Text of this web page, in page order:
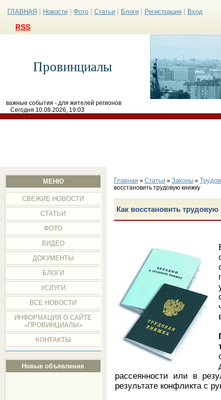
ГЛАВНАЯ Новости Фото Статьи Блоги Регистрация Вход
RSS
Провинциалы
важные события - для жителей регионов
Сегодня 10.08.2026, 19:03
МЕНЮ
СВЕЖИЕ НОВОСТИ
СТАТЬИ
ФОТО
ВИДЕО
ДОКУМЕНТЫ
БЛОГИ
УСЛУГИ
ВСЕ НОВОСТИ
ИНФОРМАЦИЯ О САЙТЕ
«ПРОВИНЦИАЛЫ»
КОНТАКТЫ
Новые объявления
Главная» Статьи» Законы»
восстановить трудовую книжку
Как восстановить трудовую
рассеянности или в
результате конфликта с